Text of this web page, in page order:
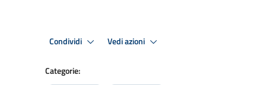
Condividi Vedi azioni
Categorie: